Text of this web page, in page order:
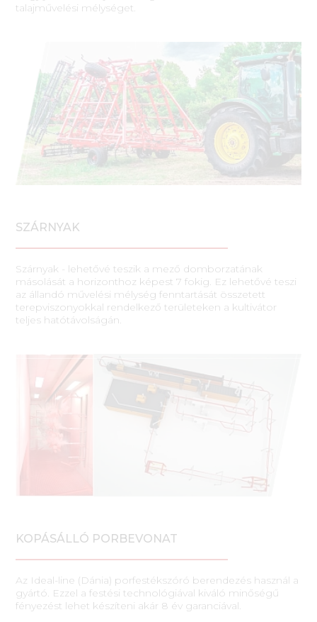
talajművelési mélységet.
SZÁRNYAK
Szárnyak - lehetővé teszik a mező domborzatának
másolását a horizonthoz képest 7 fokig. Ez lehetővé teszi
az állandó művelési mélység fenntartását összetett
terepviszonyokkal rendelkező területeken a kultivátor
teljes hatótávolságán.
KOPÁSÁLLÓ PORBEVONAT
Az Ideal-line (Dánia) porfestékszóró berendezés használ a
gyártó. Ezzel a festési technológiával kiváló minőségű
fényezést lehet készíteni akár 8 év garanciával.